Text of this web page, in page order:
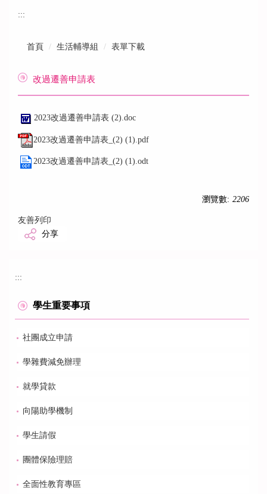
:::
首頁 生活輔導組 表單下載
改過遷善申請表
2023改過遷善申請表 (2).doc
2023改過遷善申請表_(2) (1).pdf
2023改過遷善申請表_(2) (1).odt
瀏覽數: 2206
友善列印
分享
:::
學生重要事項
社團成立申請
學雜費減免辦理
就學貸款
向陽助學機制
學生請假
團體保險理賠
全面性教育專區